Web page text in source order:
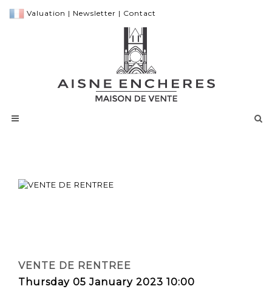
Valuation | Newsletter | Contact
VENTE DE RENTREE
Thursday 05 January 2023 10:00